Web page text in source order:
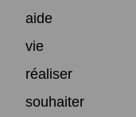
aide
vie
réaliser
souhaiter